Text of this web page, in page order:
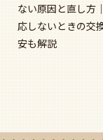
ない原因と直し方
応しないときの交
安も解説